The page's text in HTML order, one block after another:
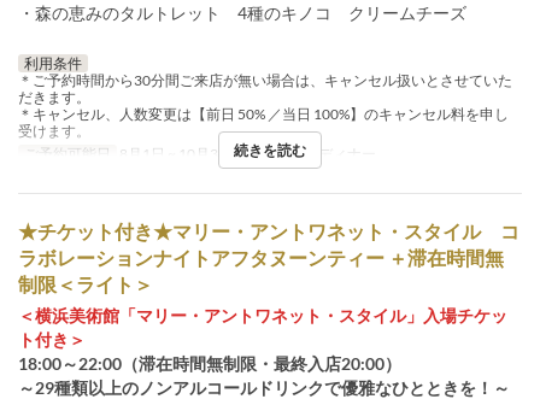
・森の恵みのタルトレット 4種のキノコ クリームチーズ
利用条件
＊ご予約時間から30分間ご来店が無い場合は、キャンセル扱いとさせていた
だきます。
＊キャンセル、人数変更は【前日 50% ／当日 100%】のキャンセル料を申し
受けます。
ご予約可能日
8月1日 ~ 10月30日 食事時間 ディナー
続きを読む
★チケット付き★マリー・アントワネット・スタイル コ
ラボレーションナイトアフタヌーンティー ＋滞在時間無
制限＜ライト＞
＜横浜美術館「マリー・アントワネット・スタイル」入場チケッ
ト付き＞
18:00～22:00（滞在時間無制限・最終入店20:00）
～29種類以上のノンアルコールドリンクで優雅なひとときを！～